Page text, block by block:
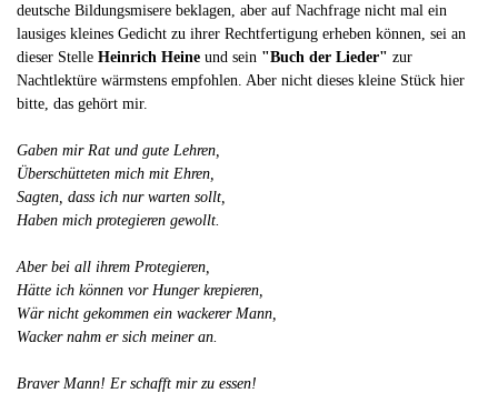
deutsche Bildungsmisere beklagen, aber auf Nachfrage nicht mal ein
lausiges kleines Gedicht zu ihrer Rechtfertigung erheben können, sei an
dieser Stelle Heinrich Heine und sein "Buch der Lieder" zur
Nachtlektüre wärmstens empfohlen. Aber nicht dieses kleine Stück hier
bitte, das gehört mir.
Gaben mir Rat und gute Lehren,
Überschütteten mich mit Ehren,
Sagten, dass ich nur warten sollt,
Haben mich protegieren gewollt.
Aber bei all ihrem Protegieren,
Hätte ich können vor Hunger krepieren,
Wär nicht gekommen ein wackerer Mann,
Wacker nahm er sich meiner an.
Braver Mann! Er schafft mir zu essen!